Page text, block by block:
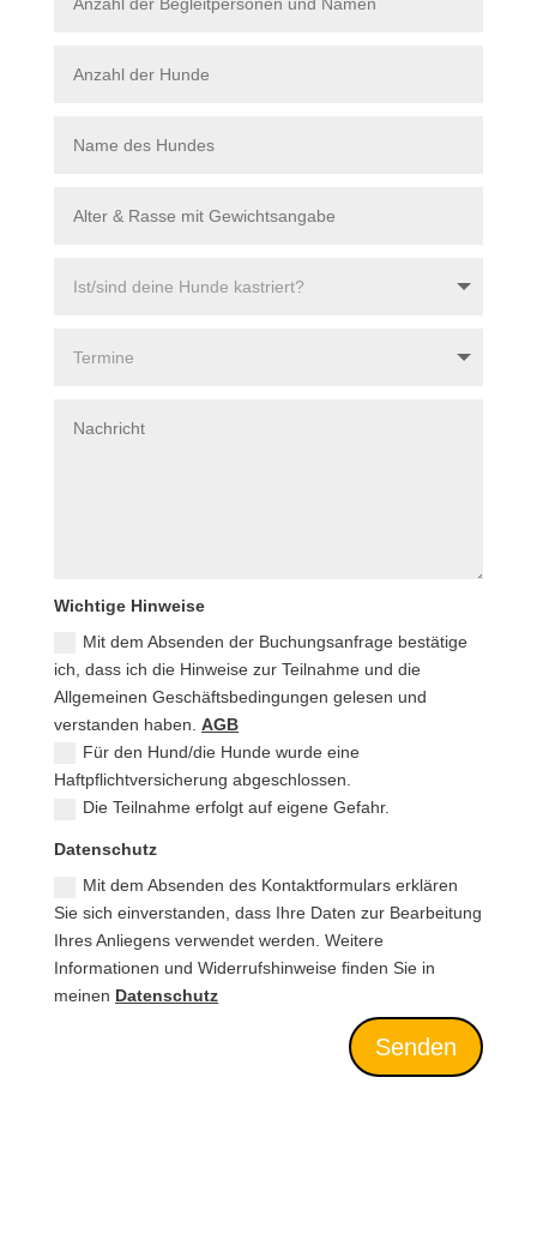
Wichtige Hinweise
Mit dem Absenden der Buchungsanfrage bestätige
ich, dass ich die Hinweise zur Teilnahme und die
Allgemeinen Geschäftsbedingungen gelesen und
verstanden haben.AGB
Für den Hund/die Hunde wurde eine
Haftpflichtversicherung abgeschlossen.
Die Teilnahme erfolgt auf eigene Gefahr.
Datenschutz
Mit dem Absenden des Kontaktformulars erklären
Sie sich einverstanden, dass Ihre Daten zur Bearbeitung
Ihres Anliegens verwendet werden. Weitere
Informationen und Widerrufshinweise finden Sie in
meinen Datenschutz
Senden